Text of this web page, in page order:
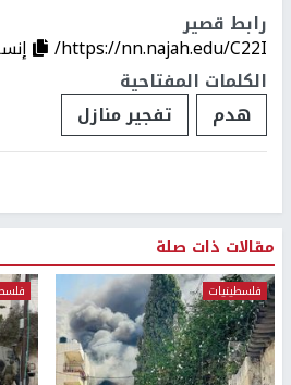
رابط قصير
https://nn.najah.edu/C22I/
الكلمات المفتاحية
هدم
تفجير منازل
مقالات ذات صلة
فلسطينيات